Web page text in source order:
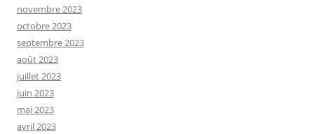
novembre 2023
octobre 2023
septembre 2023
août 2023
juillet 2023
juin 2023
mai 2023
avril 2023